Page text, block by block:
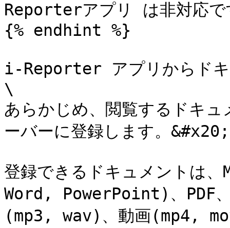
Reporterアプリ は非対応
{% endhint %}
i-Reporter アプリからドキ
\
あらかじめ、閲覧するドキ
ーバーに登録します。&#x20;
登録できるドキュメント
Word, PowerPoint)、
(mp3, wav)、動画(mp4,